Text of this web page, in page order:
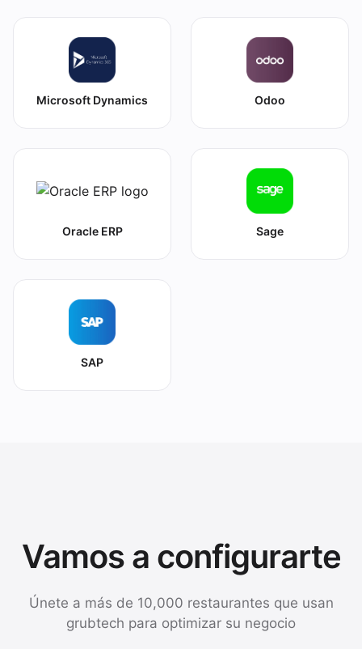
Microsoft Dynamics Odoo
Oracle ERP Sage
SAP
Vamos a configurarte
Únete a más de 10,000 restaurantes que usan
grubtech para optimizar su negocio